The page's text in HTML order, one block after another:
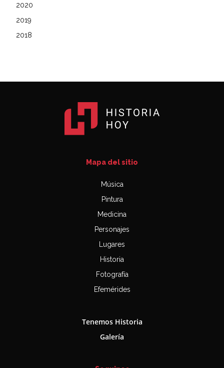
2020
2019
2018
Mapa del sitio
Música
Pintura
Medicina
Personajes
Lugares
Historia
Fotografía
Efemérides
Tenemos Historia
Galería